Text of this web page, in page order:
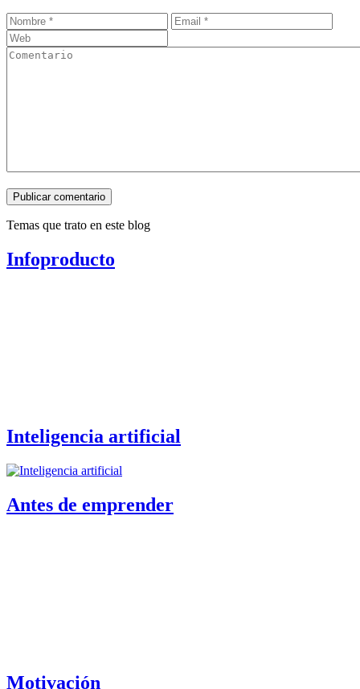
Publicar comentario
Temas que trato en este blog
Infoproducto
Inteligencia artificial
Antes de emprender
Motivación